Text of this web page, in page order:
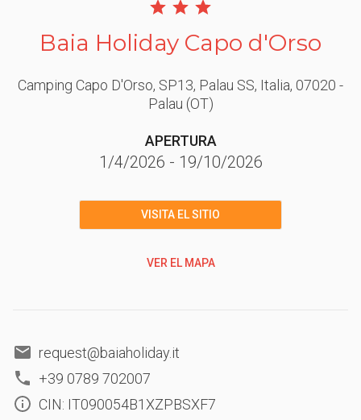
Baia Holiday Capo d'Orso
Camping Capo D'Orso, SP13, Palau SS, Italia, 07020 -
Palau (OT)
APERTURA
1/4/2026 - 19/10/2026
VISITA EL SITIO
VER EL MAPA
request@baiaholiday.it
+39 0789 702007
CIN: IT090054B1XZPBSXF7